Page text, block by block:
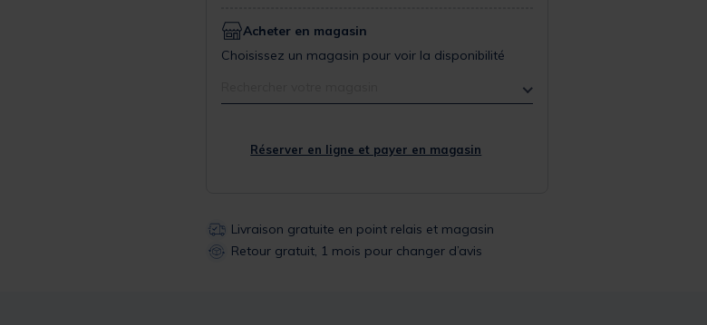
Acheter en magasin
Choisissez un magasin pour voir la disponibilité
Réserver en ligne et payer en magasin
Livraison gratuite en point relais et magasin
Retour gratuit, 1 mois pour changer d’avis